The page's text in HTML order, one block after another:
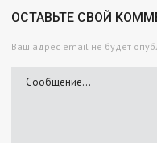
ОСТАВЬТЕ СВОЙ
Ваш адрес email не будет